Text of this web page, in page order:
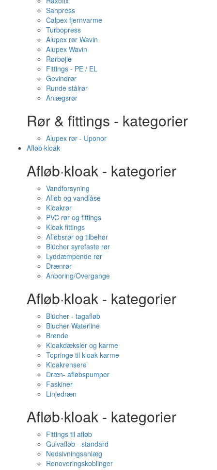
Sanpress
Calpex fjernvarme
Turbopress
Alupex rør Wavin
Alupex Wavin
Rørbøjle
Fittings - PE / EL
Gevindrør
Runde stålrør
Anlægsrør
Rør & fittings - kategorier
Alupex rør - Uponor
Afløb·kloak
Afløb·kloak - kategorier
Vandforsyning
Afløb og vandlåse
Kloakrør
PVC rør og fittings
Kloak fittings
Afløbsrør og tilbehør
Blücher syrefaste rør
Lyddæmpende rør
Drænrør
Anboring/Overgange
Afløb·kloak - kategorier
Blücher - tagafløb
Blucher Waterline
Brønde
Kloakdæksler og karme
Topringe til kloak karme
Kloakrensere
Dræn- afløbspumper
Faskiner
Linjedræn
Afløb·kloak - kategorier
Fittings til afløb
Gulvafløb - standard
Nedsivningsanlæg
Renoveringskoblinger